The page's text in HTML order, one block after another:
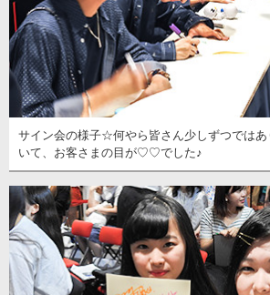
サイン会の様子☆何やら皆さん少しずつではあ
いて、お客さまの目が♡♡でした♪